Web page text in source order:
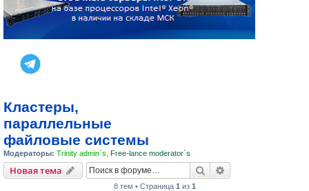
Кластеры,
параллельные
файловые системы
Модераторы: Trinity admin`s Free-lance moderator`s
Новая тема Поиск
8 тем • Страница 1 из 1